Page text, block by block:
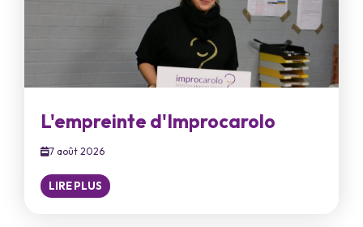
L'empreinte d'Improcarolo
7 août 2026
LIRE PLUS